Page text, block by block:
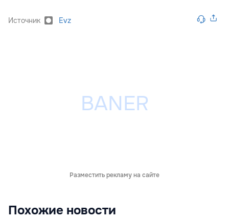
Источник Evz
Разместить рекламу на сайте
Похожие новости